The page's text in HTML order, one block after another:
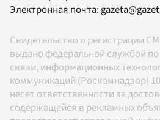
Электронная почта:
Свидетельство о регистрации
выдано федеральной службой
связи, информационных
коммуникаций (Роскомнадзор)
несет ответственности за
содержащейся в рекламных